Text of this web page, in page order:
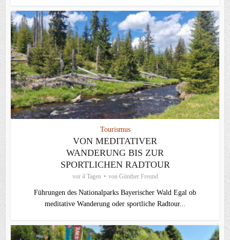
Tourismus
VON MEDITATIVER
WANDERUNG BIS ZUR
SPORTLICHEN RADTOUR
vor 4 Tagen von Günther Freund
Führungen des Nationalparks Bayerischer Wald Egal ob
meditative Wanderung oder sportliche Radtour...